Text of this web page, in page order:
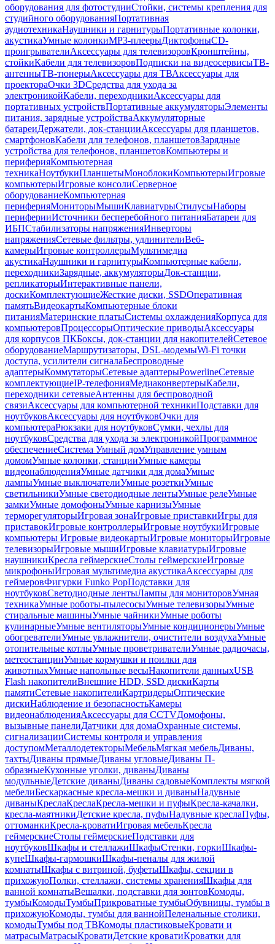
оборудования для фотостудииСтойки, системы крепления для
студийного оборудованияПортативная
аудиотехникаНаушники и гарнитурыПортативные колонки,
акустикаУмные колонкиMP3-плеерыДиктофоныCD-
проигрывателиАксессуары для телевизоровКронштейны,
стойкиКабели для телевизоровПодписки на видеосервисыТВ-
антенныТВ-тюнерыАксессуары для ТВАксессуары для
проектораОчки 3DСредства для ухода за
электроникойКабели, переходникиАксессуары для
портативных устройствПортативные аккумуляторыЭлементы
питания, зарядные устройстваАккумуляторные
батареиДержатели, док-станцииАксессуары для планшетов,
смартфоновКабели для телефонов, планшетовЗарядные
устройства для телефонов, планшетовКомпьютеры и
периферияКомпьютерная
техникаНоутбукиПланшетыМоноблокиКомпьютерыИгровые
компьютерыИгровые консолиСерверное
оборудованиеКомпьютерная
периферияМониторыМышиКлавиатурыСтилусыНаборы
периферииИсточники бесперебойного питанияБатареи для
ИБПСтабилизаторы напряженияИнверторы
напряженияСетевые фильтры, удлинителиВеб-
камерыИгровые контроллерыМультимедиа
акустикаНаушники и гарнитурыКомпьютерные кабели,
переходникиЗарядные, аккумуляторыДок-станции,
репликаторыИнтерактивные панели,
доскиКомплектующиеЖесткие диски, SSDОперативная
памятьВидеокартыКомпьютерные блоки
питанияМатеринские платыСистемы охлажденияКорпуса для
компьютеровПроцессорыОптические приводыАксессуары
для корпусов ПКБоксы, док-станции для накопителейСетевое
оборудованиеМаршрутизаторы, DSL-модемыWi-Fi точки
доступа, усилители сигналаБеспроводные
адаптерыКоммутаторыСетевые адаптерыPowerlineСетевые
комплектующиеIP-телефонияМедиаконвертерыКабели,
переходники сетевыеАнтенны для беспроводной
связиАксессуары для компьютерной техникиПодставки для
ноутбуковАксессуары для ноутбуковОчки для
компьютераРюкзаки для ноутбуковСумки, чехлы для
ноутбуковСредства для ухода за электроникойПрограммное
обеспечениеСистема Умный домУправление умным
домомУмные колонки, станцииУмные камеры
видеонаблюденияУмные датчики для домаУмные
лампыУмные выключателиУмные розеткиУмные
светильникиУмные светодиодные лентыУмные релеУмные
замкиУмные домофоныУмные карнизыУмные
терморегуляторыИгровая зонаИгровые приставкиИгры для
приставокИгровые контроллерыИгровые ноутбукиИгровые
компьютеры Игровые видеокартыИгровые мониторыИгровые
телевизорыИгровые мышиИгровые клавиатурыИгровые
наушникиКресла геймерскиеСтолы геймерскиеИгровые
микрофоныИгровая мультимедиа акустикаАксессуары для
геймеровФигурки Funko PopПодставки для
ноутбуковСветодиодные лентыЛампы для мониторовУмная
техникаУмные роботы-пылесосыУмные телевизорыУмные
стиральные машиныУмные чайникиУмные роботы
кулинарныеУмные вентиляторыУмные кондиционерыУмные
обогревателиУмные увлажнители, очистители воздухаУмные
отопительные котлыУмные проветривателиУмные радиочасы,
метеостанцииУмные кормушки и поилки для
животныхУмные напольные весыНакопители данныхUSB
Flash накопителиВнешние HDD, SSD дискиКарты
памятиСетевые накопителиКартридерыОптические
дискиНаблюдение и безопасностьКамеры
видеонаблюденияАксессуары для CCTVДомофоны,
вызывные панелиДатчики для домаОхранные системы,
сигнализацииСистемы контроля и управления
доступомМеталлодетекторыМебельМягкая мебельДиваны,
тахтыДиваны прямыеДиваны угловыеДиваны П-
образныеКухонные уголки, диваныДиваны
модульныеДетские диваныДиваны садовыеКомплекты мягкой
мебелиБескаркасные кресла-мешки и диваныНадувные
диваныКреслаКреслаКресла-мешки и пуфыКресла-качалки,
кресла-маятникиДетские кресла, пуфыНадувные креслаПуфы,
оттоманкиКресла-кроватиИгровая мебельКресла
геймерскиеСтолы геймерскиеПодставки для
ноутбуковШкафы и стеллажиШкафыСтенки, горкиШкафы-
купеШкафы-гармошкиШкафы-пеналы для жилой
комнатыШкафы с витриной, буфетыШкафы, секции в
прихожуюПолки, стеллажи, системы храненияШкафы для
ванной комнатыВешалки, подставки для зонтовКомоды,
тумбыКомодыТумбыПрикроватные тумбыОбувницы, тумбы в
прихожуюКомоды, тумбы для ваннойПеленальные столики,
комодыТумбы под ТВКомоды пластиковыеКровати и
матрасыМатрасыКроватиДетские кроватиКроватки для